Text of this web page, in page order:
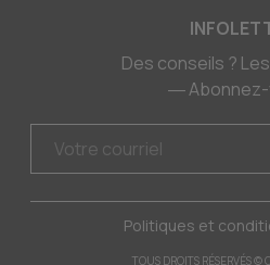
Des conseils ?
― Abonnez-
Politiques et
TOUS DROITS RÉSERVÉS ©